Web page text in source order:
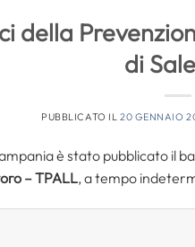
della
di
PUBBLICATO IL 20 GENNAIO
è stato pubblicato il
– TPALL, a tempo